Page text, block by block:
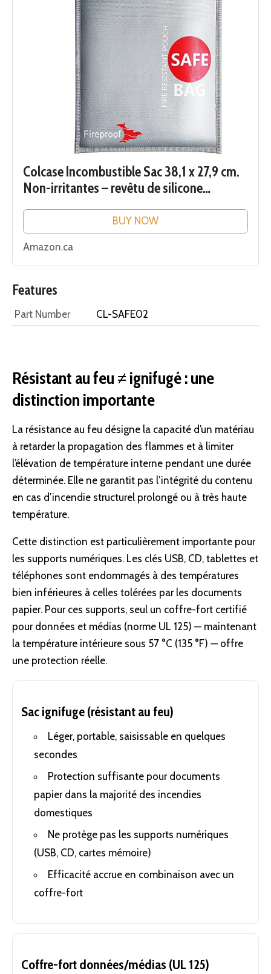
Colcase Incombustible Sac 38,1 x 27,9 cm.
Non-irritantes – revêtu de silicone
au feu Stockage sûr pour l'argent,...
BUY NOW
Amazon.ca
Features
Part Number CL-SAFE02
Résistant au feu ≠ ignifugé : une
distinction importante
La résistance au feu désigne la capacité d’un matériau
à retarder la propagation des flammes et à limiter
l’élévation de température interne pendant une durée
déterminée. Elle ne garantit pas l’intégrité du contenu
en cas d’incendie structurel prolongé ou à très haute
température.
Cette distinction est particulièrement importante pour
les supports numériques. Les clés USB, CD, tablettes et
téléphones sont endommagés à des températures
bien inférieures à celles tolérées par les documents
papier. Pour ces supports, seul un coffre-fort certifié
pour données et médias (norme UL 125) — maintenant
la température intérieure sous 57 °C (135 °F) — offre
une protection réelle.
Sac ignifuge (résistant au feu)
Léger, portable, saisissable en quelques
secondes
Protection suffisante pour documents
papier dans la majorité des incendies
domestiques
Ne protège pas les supports numériques
(USB, CD, cartes mémoire)
Efficacité accrue en combinaison avec un
coffre-fort
Coffre-fort données/médias (UL 125)